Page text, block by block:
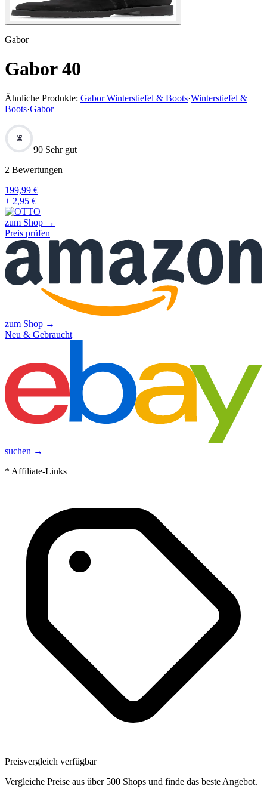
Gabor
Gabor 40
Ähnliche Produkte: Gabor Winterstiefel & Boots·Winterstiefel &
Boots·Gabor
90
90 Sehr gut
2 Bewertungen
199,99 €
+ 2,95 €
zum Shop →
Preis prüfen
zum Shop →
Neu & Gebraucht
suchen →
* Affiliate-Links
Preisvergleich verfügbar
Vergleiche Preise aus über 500 Shops und finde das beste Angebot.